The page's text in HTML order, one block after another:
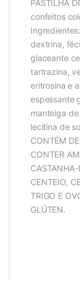
PASTILHA
confeitos
dextrina,
glaceante
tartrazina,
eritrosina e
espessante
manteiga
lecitina de
CONTÉM
CONTER
CENTEIO,
TRIGO E
GLÚTEN.